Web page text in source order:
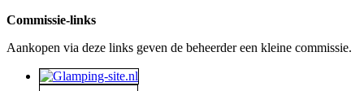
Commissie-links
Aankopen via deze links geven de beheerder een kleine commissie.